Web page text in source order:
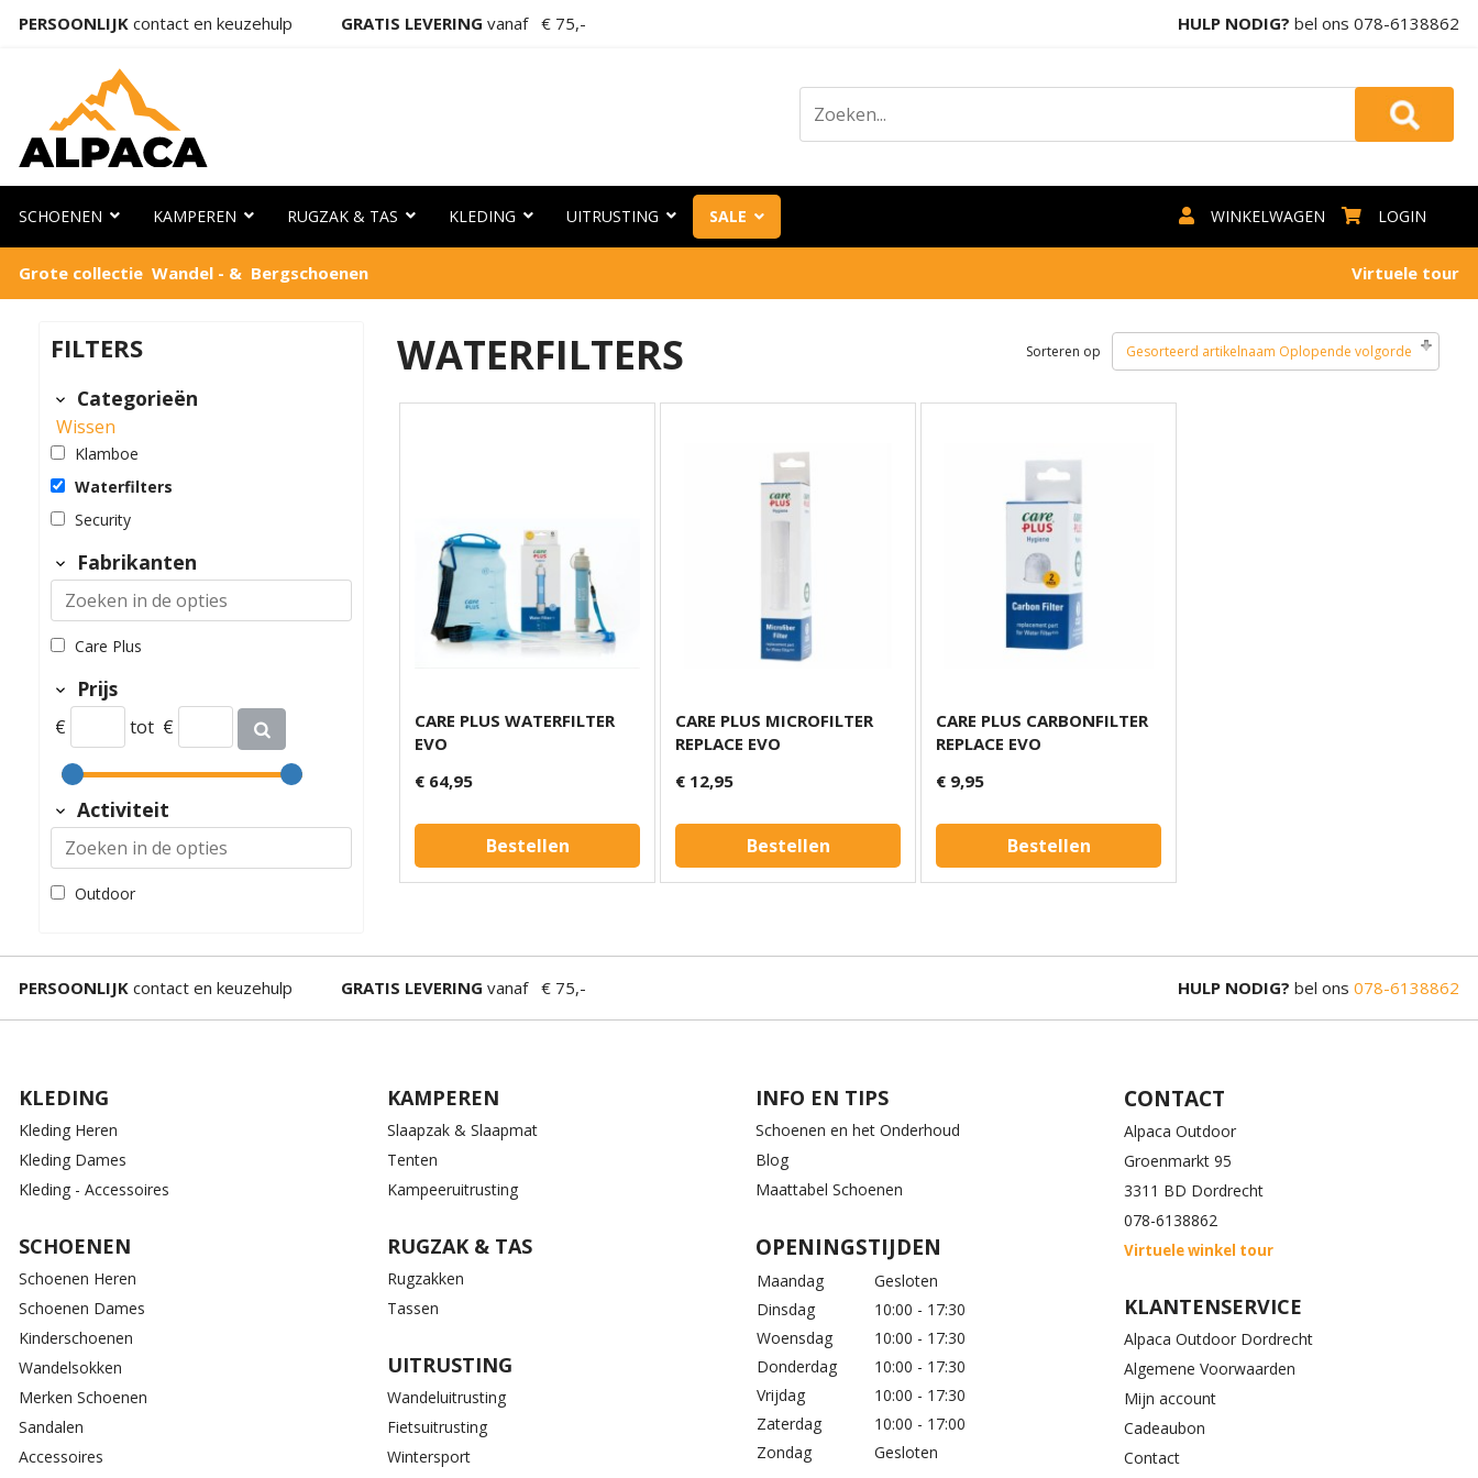
PERSOONLIJK contact en keuzehulp GRATIS LEVERING vanaf € 75,- HULP NODIG? bel ons 078-6138862
SCHOENEN KAMPEREN RUGZAK & TAS KLEDING UITRUSTING SALE LOGIN
WINKELWAGEN
Grote collectie Wandel - & Bergschoenen Virtuele tour
FILTERS
Categorieën
Wissen
Klamboe
Waterfilters
Security
Fabrikanten
Care Plus
Prijs
€ tot €
Activiteit
Outdoor
Sorteren op Gesorteerd artikelnaam Oplopende volgorde
WATERFILTERS
CARE PLUS WATERFILTER
EVO
€ 64,95
Bestellen
CARE PLUS MICROFILTER
REPLACE EVO
€ 12,95
Bestellen
CARE PLUS CARBONFILTER
REPLACE EVO
€ 9,95
Bestellen
PERSOONLIJK contact en keuzehulp GRATIS LEVERING vanaf € 75,- HULP NODIG? bel ons 078-6138862
KLEDING
Kleding Heren
Kleding Dames
Kleding - Accessoires
SCHOENEN
Schoenen Heren
Schoenen Dames
Kinderschoenen
Wandelsokken
Merken Schoenen
Sandalen
Accessoires
KAMPEREN
Slaapzak & Slaapmat
Tenten
Kampeeruitrusting
RUGZAK & TAS
Rugzakken
Tassen
UITRUSTING
Wandeluitrusting
Fietsuitrusting
Wintersport
INFO EN TIPS
Schoenen en het Onderhoud
Blog
Maattabel Schoenen
OPENINGSTIJDEN
Maandag
Gesloten
Dinsdag
10:00 - 17:30
Woensdag
10:00 - 17:30
Donderdag
10:00 - 17:30
Vrijdag
10:00 - 17:30
Zaterdag
10:00 - 17:00
Zondag
Gesloten
CONTACT
Alpaca Outdoor
Groenmarkt 95
3311 BD Dordrecht
078-6138862
Virtuele winkel tour
KLANTENSERVICE
Alpaca Outdoor Dordrecht
Algemene Voorwaarden
Mijn account
Cadeaubon
Contact